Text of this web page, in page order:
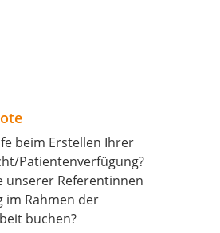
beim Erstellen Ihrer
Patientenverfügung?
unserer Referentinnen
im Rahmen der
buchen?